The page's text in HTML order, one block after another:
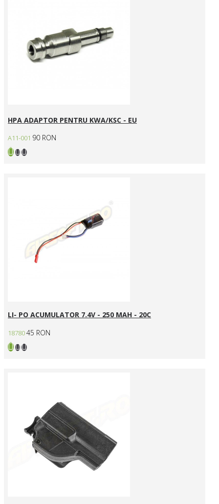
HPA ADAPTOR PENTRU KWA/KSC - EU
A11-001 90 RON
LI- PO ACUMULATOR 7.4V - 250 MAH - 20C
1878045 RON